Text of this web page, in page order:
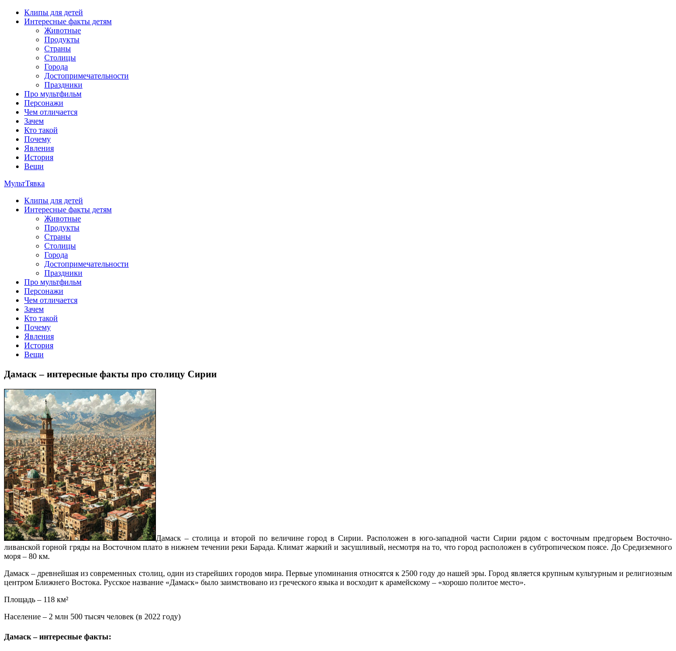
Перейти
содержимому
Клипы для детей
Интересные факты детям
Животные
Продукты
Страны
Столицы
Города
Достопримечательности
Праздники
Про мультфильм
Персонажи
Чем отличается
Зачем
Кто такой
Почему
Явления
История
Вещи
МультТявка
интересные факты про страны, столицы и города, клипы из мультфильмов, мульт-клипы, песни из мультиков, детские клипы, интересные факты о мультфильмах и про персонажей
мультфильмов
Клипы для детей
Интересные факты детям
Животные
Продукты
Страны
Столицы
Города
Достопримечательности
Праздники
Про мультфильм
Персонажи
Чем отличается
Зачем
Кто такой
Почему
Явления
История
Вещи
Дамаск – интересные факты про столицу Сирии
Дамаск – столица и второй по величине город в Сирии. Расположен в юго-западной части Сирии рядом с восточным предгорьем Восточно-
ливанской горной гряды на Восточном плато в нижнем течении реки Барада. Климат жаркий и засушливый, несмотря на то, что город расположен в субтропическом поясе. До Средиземного
моря – 80 км.
Дамаск – древнейшая из современных столиц, один из старейших городов мира. Первые упоминания относятся к 2500 году до нашей эры. Город является крупным культурным и религиозным
центром Ближнего Востока. Русское название «Дамаск» было заимствовано из греческого языка и восходит к арамейскому – «хорошо политое место».
Площадь – 118 км²
Население – 2 млн 500 тысяч человек (в 2022 году)
Дамаск – интересные факты: